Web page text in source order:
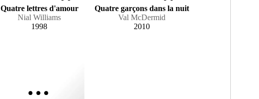
Quatre lettres d'amour
Nial Williams
1998
Quatre garçons dans la nuit
Val McDermid
2010